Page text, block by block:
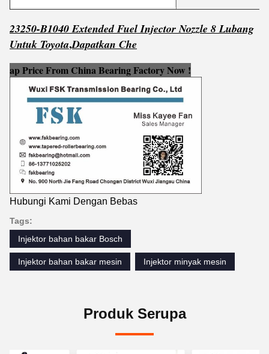
23250-B1040 Extended Fuel Injector Nozzle 8 Lubang
Untuk Toyota,Dapatkan Che
ap Price From China Bearing Factory Now !
Hubungi Kami Dengan Bebas
Tags:
Injektor bahan bakar Bosch
Injektor bahan bakar mesin Injektor minyak mesin
Produk Serupa